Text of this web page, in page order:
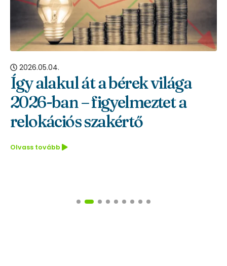
2026.05.04.
Így alakul át a bérek világa
2026-ban – figyelmeztet a
relokációs szakértő
Olvass tovább